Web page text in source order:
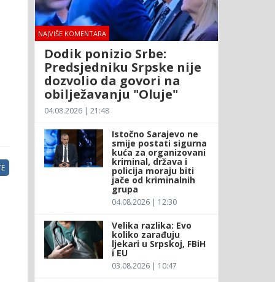
NAJVIŠE KOMENTARA
Dodik ponizio Srbe:
Predsjedniku Srpske nije
dozvolio da govori na
obilježavanju "Oluje"
04.08.2026 | 21:48
Istočno Sarajevo ne
smije postati sigurna
kuća za organizovani
kriminal, država i
policija moraju biti
jače od kriminalnih
grupa
04.08.2026 | 12:30
Velika razlika: Evo
koliko zarađuju
ljekari u Srpskoj, FBiH
i EU
03.08.2026 | 10:47